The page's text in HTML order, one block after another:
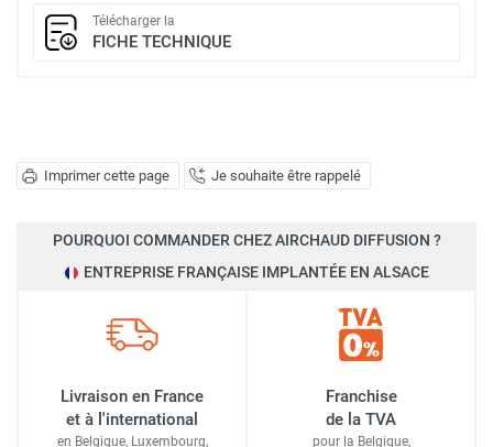
Imprimer cette page Je souhaite être rappelé
Télécharger la
FICHE TECHNIQUE
POURQUOI COMMANDER CHEZ AIRCHAUD DIFFUSION ?
ENTREPRISE FRANÇAISE IMPLANTÉE EN ALSACE
Livraison en France
et à l'international
en Belgique, Luxembourg,
Franchise
de la TVA
pour la Belgique,